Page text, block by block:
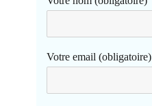
Votre email (obligatoire)